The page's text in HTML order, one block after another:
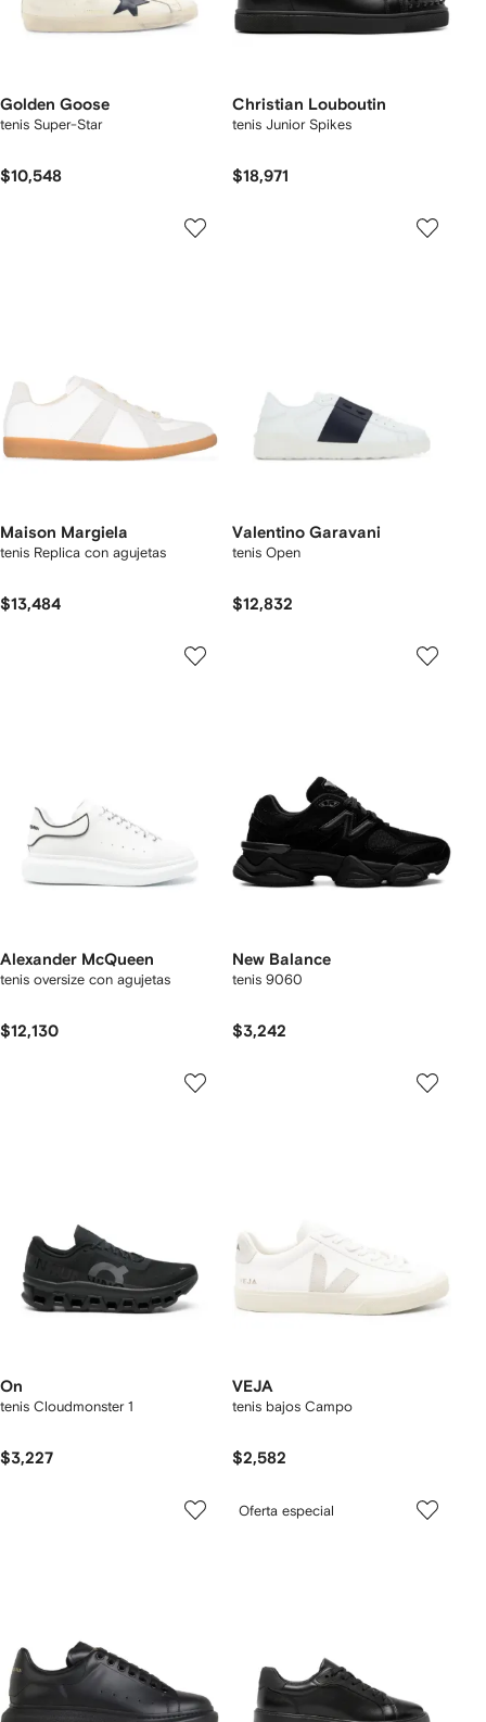
Golden Goose
tenis Super-Star
$10,548
Christian Louboutin
tenis Junior Spikes
$18,971
Maison Margiela
tenis Replica con agujetas
$13,484
Valentino Garavani
tenis Open
$12,832
Alexander McQueen
tenis oversize con agujetas
$12,130
New Balance
tenis 9060
$3,242
On
tenis Cloudmonster 1
$3,227
VEJA
tenis bajos Campo
$2,582
Oferta especial